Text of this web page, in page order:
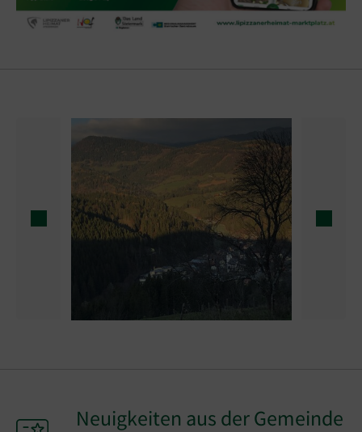
Neuigkeiten aus der Gemeinde